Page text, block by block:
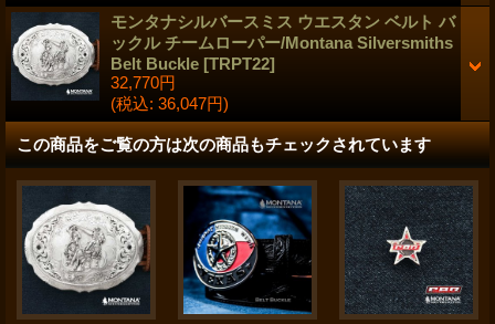
モンタナシルバースミス ウエスタン ベルト バ
ックル チームローパー/Montana Silversmiths
Belt Buckle [TRPT22]
32,770円
(税込: 36,047円)
この商品をご覧の方は次の商品もチェックされています